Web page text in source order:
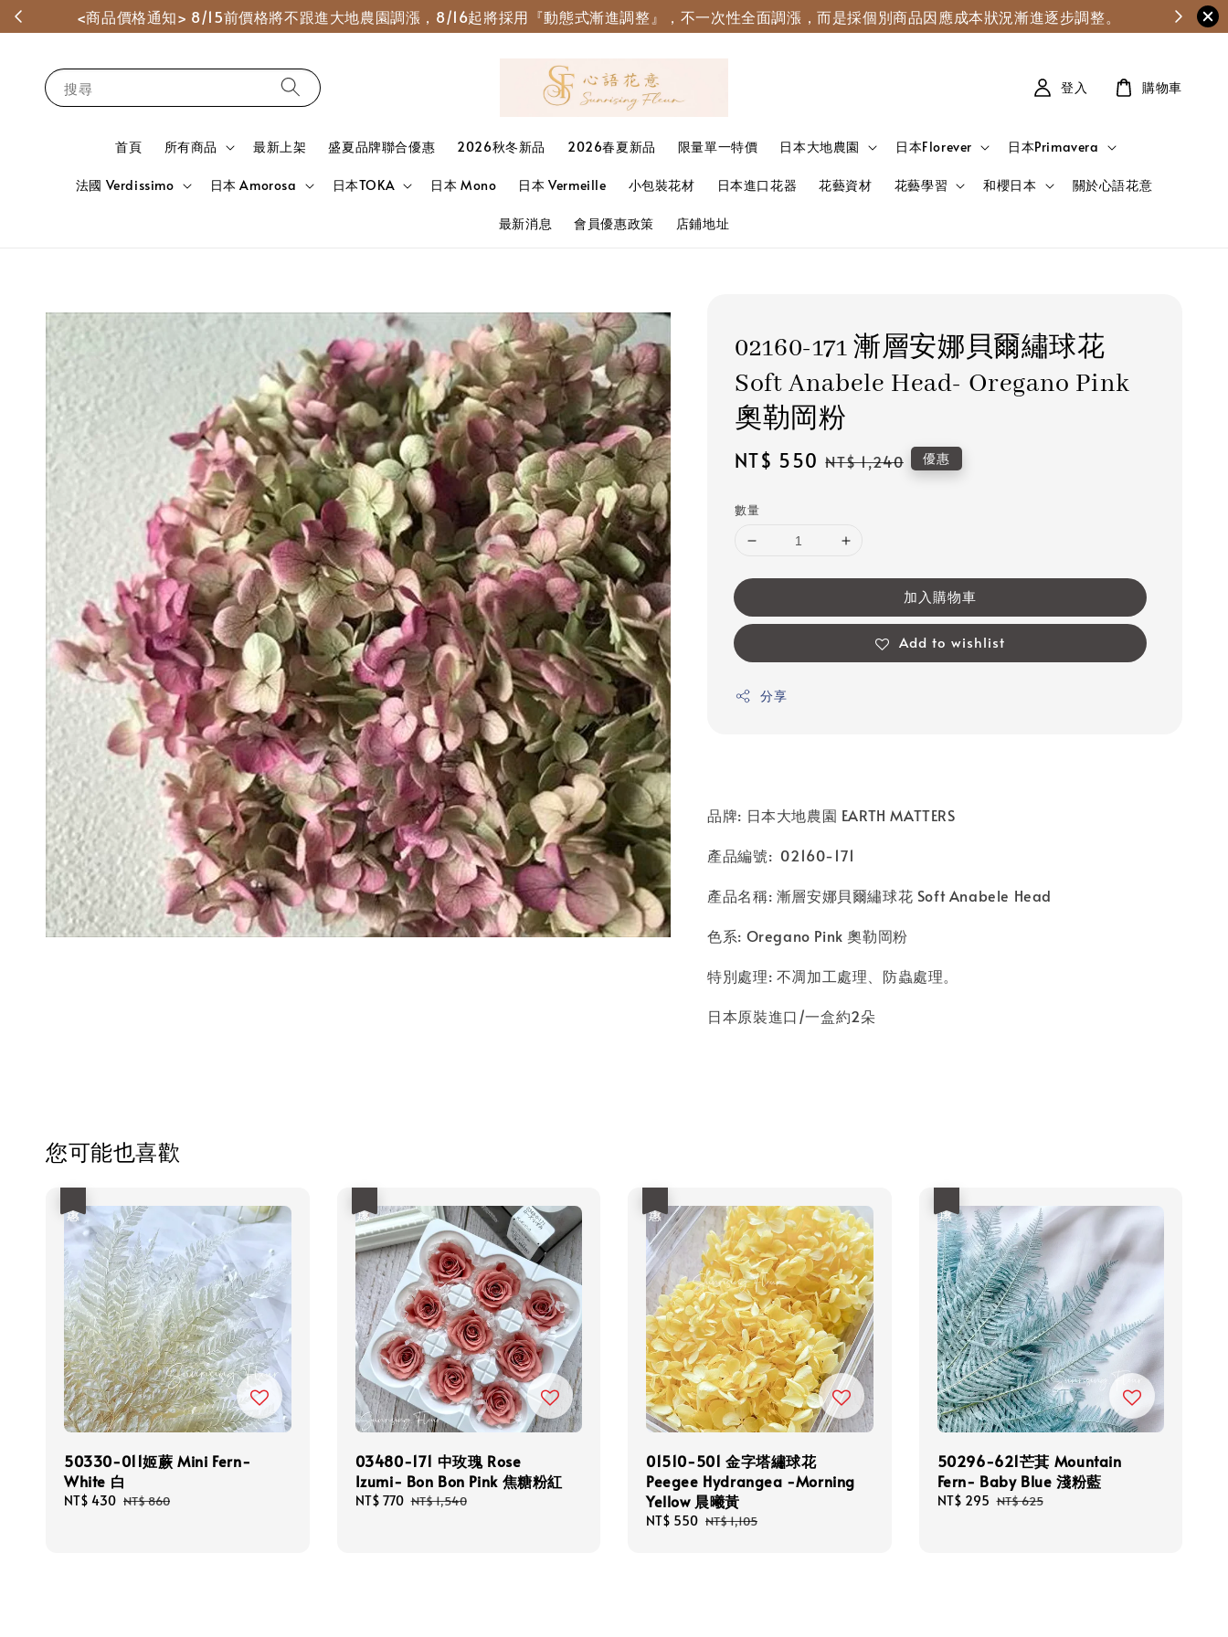
<商品價格通知> 8/15前價格將不跟進大地農園調漲，8/16起將採用『動態式漸進調整』，不一次性全面調漲，而是採個別商品因應成本狀況漸進逐步調整。
搜尋
首頁 所有商品 最新上架 盛夏品牌聯合優惠 2026秋冬新品 2026春夏新品 限量單一特價 日本大地農園 日本Florever 日本Primavera
法國 Verdissimo 日本 Amorosa 日本TOKA 日本 Mono 日本 Vermeille 小包裝花材 日本進口花器 花藝資材 花藝學習 和櫻日本 關於心語花意
最新消息 會員優惠政策 店鋪地址
登入 購物車
02160-171 漸層安娜貝爾繡球花
Soft Anabele Head- Oregano Pink
奧勒岡粉
Sale
NT$ 550 Regular
NT$ 1,240 優惠
數量
加入購物車
Add to wishlist
分享
品牌: 日本大地農園 EARTH MATTERS
產品編號: 02160-171
產品名稱: 漸層安娜貝爾繡球花 Soft Anabele Head
色系: Oregano Pink 奧勒岡粉
特別處理: 不凋加工處理、防蟲處理。
日本原裝進口/一盒約2朵
您可能也喜歡
50330-011姬蕨 Mini Fern-
White 白
Sale
NT$ 430 Regular
NT$ 860
03480-171 中玫瑰 Rose
Izumi- Bon Bon Pink 焦糖粉紅
Sale
NT$ 770 Regular
NT$ 1,540
01510-501 金字塔繡球花
Peegee Hydrangea -Morning
Yellow 晨曦黃
Sale
NT$ 550 Regular
NT$ 1,105
50296-621芒萁 Mountain
Fern- Baby Blue 淺粉藍
Sale
NT$ 295 Regular
NT$ 625